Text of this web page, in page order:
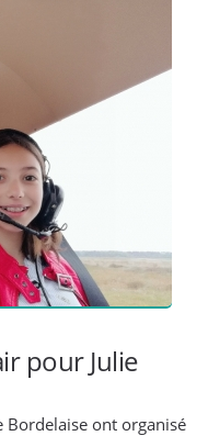
pour Julie
Bordelaise ont organisé